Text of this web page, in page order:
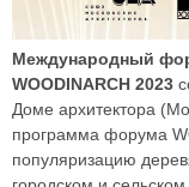
Международный
WOODINARCH 2023
Доме архитектора
программа форума
популяризацию